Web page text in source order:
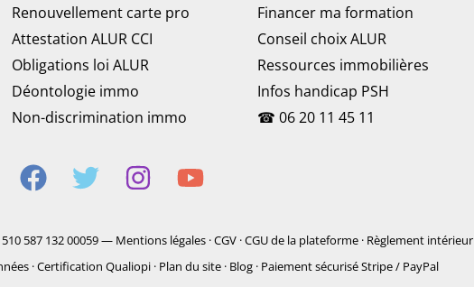
Renouvellement carte pro
Attestation ALUR CCI
Obligations loi ALUR
Déontologie immo
Non-discrimination immo
Financer ma formation
Conseil choix ALUR
Ressources immobilières
Infos handicap PSH
☎06 20 11 45 11
587 132 00059 — Mentions légales·CGV·CGU de la plateforme· Règlement intérieur
·Certification Qualiopi· Plan du site· Blog· Paiement sécurisé Stripe / PayPal